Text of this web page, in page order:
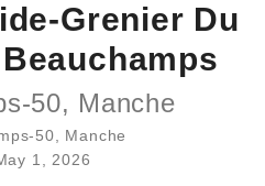
Grenier Du
50, Manche
50, Manche
1, 2026